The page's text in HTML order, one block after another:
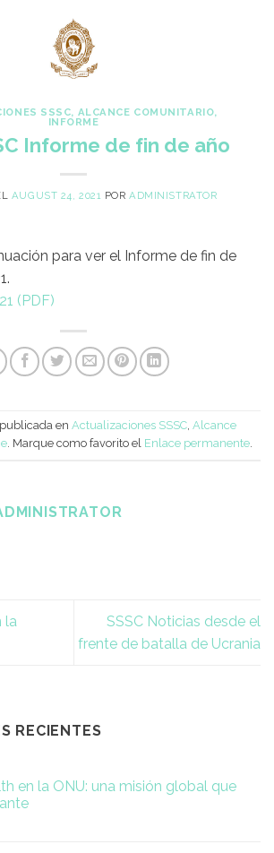
SSSC, ALCANCE COMUNITARIO,
INFORME
Informe de fin de año
AUGUST 24, 2021 PORADMINISTRATOR
para ver el Informe de fin de
en Actualizaciones SSSC Alcance
. Marque como favorito el Enlace permanente.
la
SSSC Noticias desde el
frente de batalla de Ucrania
RECIENTES
en la ONU: una misión global que
on